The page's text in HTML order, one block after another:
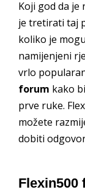
Koji god da je
je tretirati taj
koliko je
namijenjeni
vrlo
forum kako
prve ruke.
možete
dobiti
Flexin500